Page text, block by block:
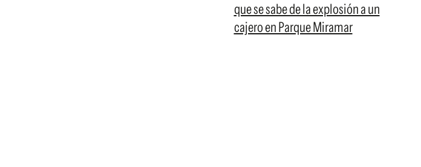
que se sabe de la explosión a un
cajero en Parque Miramar